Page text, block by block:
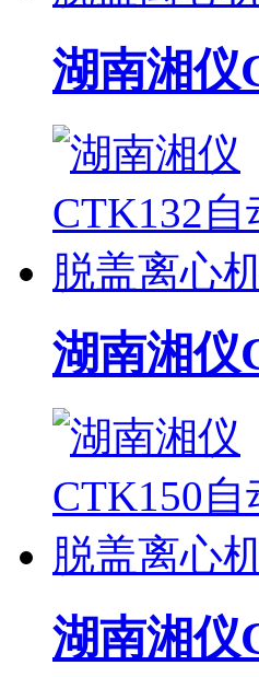
湖南湘仪
湖南湘仪
湖南湘仪